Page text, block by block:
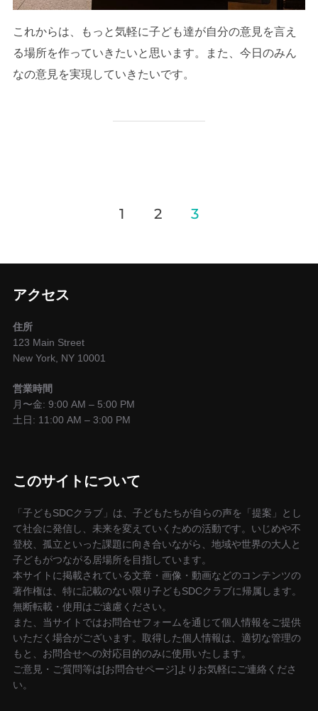
これからは、もっと気軽に子ども達が自分の意見を言え
る場所を作っていきたいと思います。また、今日のみん
なの意見を実現していきたいです。
ペ
ー
ジ
送
り
1 2 3
アクセス
住所
123 Main Street
New York, NY 10001
営業時間
月〜金: 9:00 AM – 5:00 PM
土日: 11:00 AM – 3:00 PM
このサイトについて
「子どもSDCクラブ」は、子どもたちが自らの声を「提案」とし
て社会に発信し、未来を変えていくための活動です。いじめや不
登校、孤立といった課題に向き合いながら、地域や世界の大人と
子どもがつながる居場所を目指しています。
本サイトに掲載されている文章・画像・動画などのコンテンツの
著作権は、特に記載のない限り子どもSDCクラブに帰属します。
無断転載・使用はご遠慮ください。
また、当サイトではお問合せフォームを通じて個人情報をご提供
いただく場合がございます。取得した個人情報は、適切な管理の
もと、お問合せへの対応目的のみに使用いたします。
ご意見・ご質問等は[お問合せページ]よりお気軽にご連絡くださ
い。